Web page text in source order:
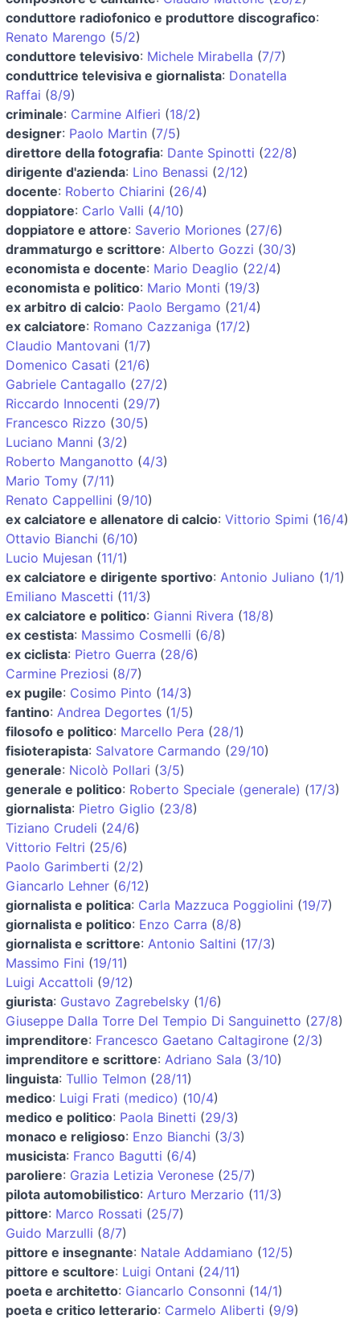
conduttore radiofonico e produttore discografico:
Renato Marengo (5/2)
conduttore televisivo: Michele Mirabella (7/7)
conduttrice televisiva e giornalista: Donatella
Raffai (8/9)
criminale: Carmine Alfieri (18/2)
designer: Paolo Martin (7/5)
direttore della fotografia: Dante Spinotti (22/8)
dirigente d'azienda: Lino Benassi (2/12)
docente: Roberto Chiarini (26/4)
doppiatore: Carlo Valli (4/10)
doppiatore e attore: Saverio Moriones (27/6)
drammaturgo e scrittore: Alberto Gozzi (30/3)
economista e docente: Mario Deaglio (22/4)
economista e politico: Mario Monti (19/3)
ex arbitro di calcio: Paolo Bergamo (21/4)
ex calciatore: Romano Cazzaniga (17/2)
Claudio Mantovani (1/7)
Domenico Casati (21/6)
Gabriele Cantagallo (27/2)
Riccardo Innocenti (29/7)
Francesco Rizzo (30/5)
Luciano Manni (3/2)
Roberto Manganotto (4/3)
Mario Tomy (7/11)
Renato Cappellini (9/10)
ex calciatore e allenatore di calcio: Vittorio Spimi (16/4)
Ottavio Bianchi (6/10)
Lucio Mujesan (11/1)
ex calciatore e dirigente sportivo: Antonio Juliano (1/1)
Emiliano Mascetti (11/3)
ex calciatore e politico: Gianni Rivera (18/8)
ex cestista: Massimo Cosmelli (6/8)
ex ciclista: Pietro Guerra (28/6)
Carmine Preziosi (8/7)
ex pugile: Cosimo Pinto (14/3)
fantino: Andrea Degortes (1/5)
filosofo e politico: Marcello Pera (28/1)
fisioterapista: Salvatore Carmando (29/10)
generale: Nicolò Pollari (3/5)
generale e politico: Roberto Speciale (generale) (17/3)
giornalista: Pietro Giglio (23/8)
Tiziano Crudeli (24/6)
Vittorio Feltri (25/6)
Paolo Garimberti (2/2)
Giancarlo Lehner (6/12)
giornalista e politica: Carla Mazzuca Poggiolini (19/7)
giornalista e politico: Enzo Carra (8/8)
giornalista e scrittore: Antonio Saltini (17/3)
Massimo Fini (19/11)
Luigi Accattoli (9/12)
giurista: Gustavo Zagrebelsky (1/6)
Giuseppe Dalla Torre Del Tempio Di Sanguinetto (27/8)
imprenditore: Francesco Gaetano Caltagirone (2/3)
imprenditore e scrittore: Adriano Sala (3/10)
linguista: Tullio Telmon (28/11)
medico: Luigi Frati (medico) (10/4)
medico e politico: Paola Binetti (29/3)
monaco e religioso: Enzo Bianchi (3/3)
musicista: Franco Bagutti (6/4)
paroliere: Grazia Letizia Veronese (25/7)
pilota automobilistico: Arturo Merzario (11/3)
pittore: Marco Rossati (25/7)
Guido Marzulli (8/7)
pittore e insegnante: Natale Addamiano (12/5)
pittore e scultore: Luigi Ontani (24/11)
poeta e architetto: Giancarlo Consonni (14/1)
poeta e critico letterario: Carmelo Aliberti (9/9)